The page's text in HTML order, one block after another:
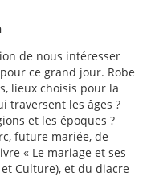
de nous intéresser
ce grand jour. Robe
lieux choisis pour la
traversent les âges ?
et les époques ?
future mariée, de
« Le mariage et ses
Culture), et du diacre